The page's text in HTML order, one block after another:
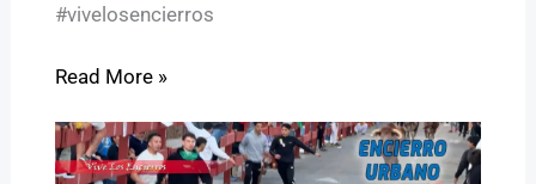
#vivelosencierros
Read More »